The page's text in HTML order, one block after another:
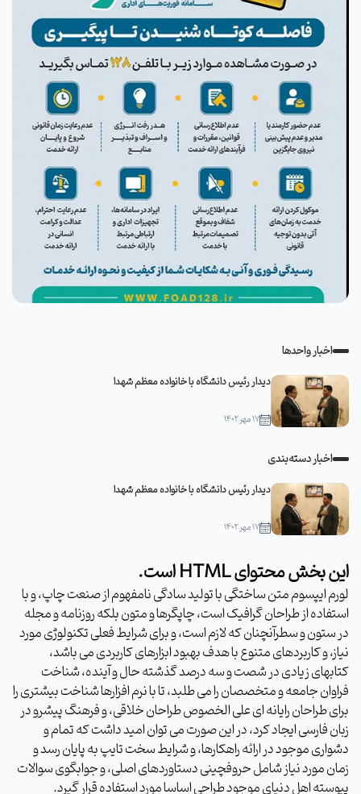
اخبار واحدها
دیدار رئیس دانشگاه با خانواده معظم شهدا
۱۷ مهر ۱۴۰۲
اخبار دسته‌بندی
دیدار رئیس دانشگاه با خانواده معظم شهدا
۱۷ مهر ۱۴۰۲
این بخش محتوای HTML است.
لورم ایپسوم متن ساختگی با تولید سادگی نامفهوم از صنعت چاپ، و با
استفاده از طراحان گرافیک است، چاپگرها و متون بلکه روزنامه و مجله
در ستون و سطرآنچنان که لازم است، و برای شرایط فعلی تکنولوژی مورد
نیاز، و کاربردهای متنوع با هدف بهبود ابزارهای کاربردی می باشد،
کتابهای زیادی در شصت و سه درصد گذشته حال و آینده، شناخت
فراوان جامعه و متخصصان را می طلبد، تا با نرم افزارها شناخت بیشتری را
برای طراحان رایانه ای علی الخصوص طراحان خلاقی، و فرهنگ پیشرو در
زبان فارسی ایجاد کرد، در این صورت می توان امید داشت که تمام و
دشواری موجود در ارائه راهکارها، و شرایط سخت تایپ به پایان رسد و
زمان مورد نیاز شامل حروفچینی دستاوردهای اصلی، و جوابگوی سوالات
پیوسته اهل دنیای موجود طراحی اساسا مورد استفاده قرار گیرد.